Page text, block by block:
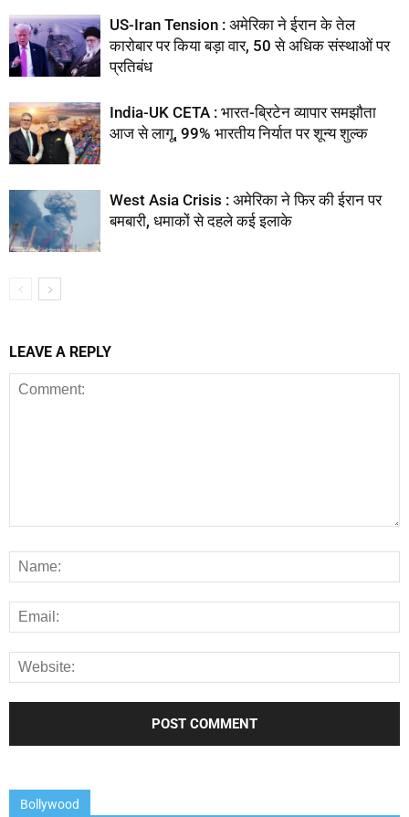
US-Iran Tension : अमेरिका ने ईरान के तेल
कारोबार पर किया बड़ा वार, 50 से अधिक संस्थाओं पर
प्रतिबंध
India-UK CETA : भारत-ब्रिटेन व्यापार समझौता
आज से लागू, 99% भारतीय निर्यात पर शून्य शुल्क
West Asia Crisis : अमेरिका ने फिर की ईरान पर
बमबारी, धमाकों से दहले कई इलाके
LEAVE A REPLY
Bollywood